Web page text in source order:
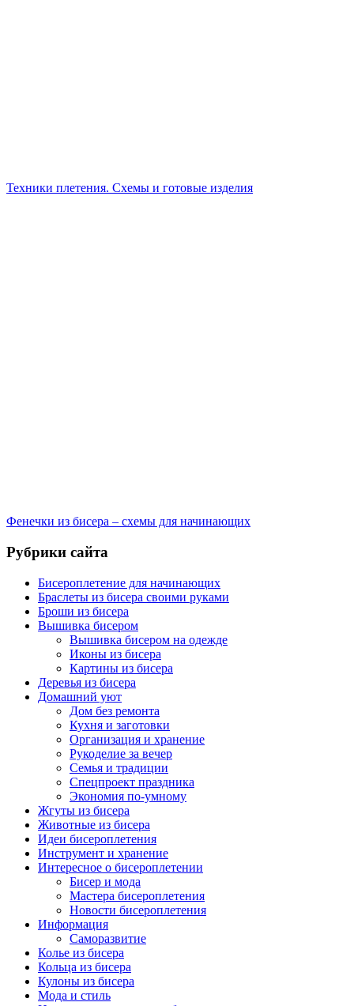
Техники плетения. Схемы и готовые изделия
Фенечки из бисера – схемы для начинающих
Рубрики сайта
Бисероплетение для начинающих
Браслеты из бисера своими руками
Броши из бисера
Вышивка бисером
Вышивка бисером на одежде
Иконы из бисера
Картины из бисера
Деревья из бисера
Домашний уют
Дом без ремонта
Кухня и заготовки
Организация и хранение
Рукоделие за вечер
Семья и традиции
Спецпроект праздника
Экономия по-умному
Жгуты из бисера
Животные из бисера
Идеи бисероплетения
Инструмент и хранение
Интересное о бисероплетении
Бисер и мода
Мастера бисероплетения
Новости бисероплетения
Информация
Саморазвитие
Колье из бисера
Кольца из бисера
Кулоны из бисера
Мода и стиль